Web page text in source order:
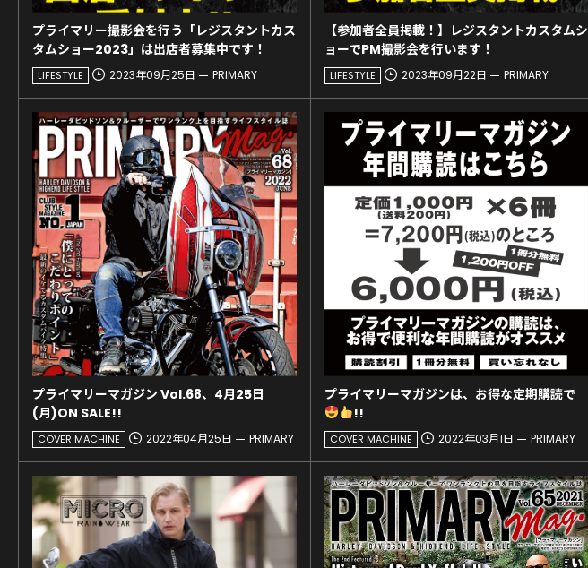
プライマリー撮影会を行う「レジスタントカス
タムショー2023」は出店者募集中です！
LIFESTYLE 2023年09月25日 PRIMARY
【参加者全員掲載！】レジスタントカスタムシ
ョーでPM撮影会を行います！
LIFESTYLE 2023年09月22日 PRIMARY
プライマリーマガジン Vol.68、4月25日
(月)ON SALE!!
COVER MACHINE 2022年04月25日 PRIMARY
プライマリーマガジンは、お得な定期購読で
!!
COVER MACHINE 2022年03月1日 PRIMARY